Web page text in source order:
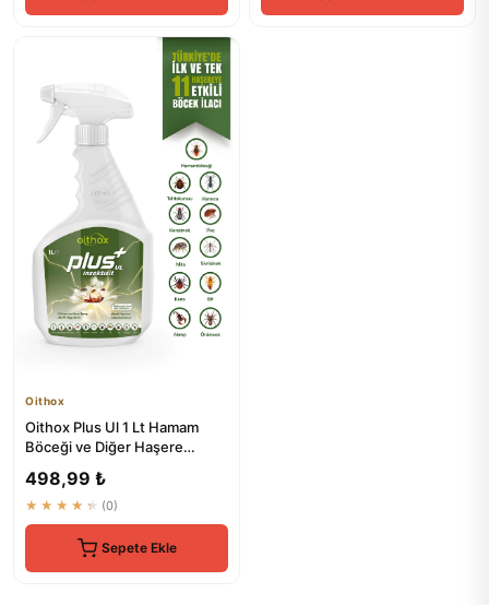
Oithox
Oithox Plus Ul 1 Lt Hamam
Böceği ve Diğer Haşere
498,99 ₺
★★★★★ (0)
Sepete Ekle